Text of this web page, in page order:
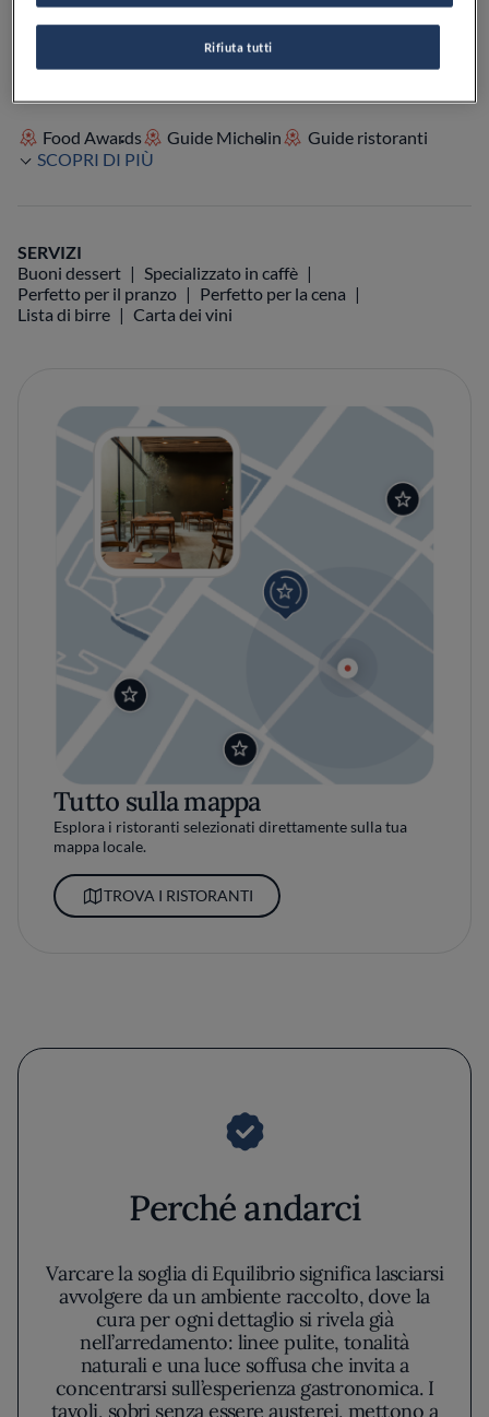
Food Awards Guide Michelin
Guide ristoranti
SCOPRI DI PIÙ
SERVIZI
Buoni dessert
Specializzato in caffè
Perfetto per il pranzo
Perfetto per la cena
Lista di birre
Carta dei vini
Tutto sulla mappa
Esplora i ristoranti selezionati direttamente sulla tua
mappa locale.
TROVA I RISTORANTI
Perché andarci
Varcare la soglia di Equilibrio significa lasciarsi
avvolgere da un ambiente raccolto, dove la
cura per ogni dettaglio si rivela già
nell’arredamento: linee pulite, tonalità
naturali e una luce soffusa che invita a
concentrarsi sull’esperienza gastronomica. I
tavoli, sobri senza essere austerei, mettono a
Rifiuta tutti